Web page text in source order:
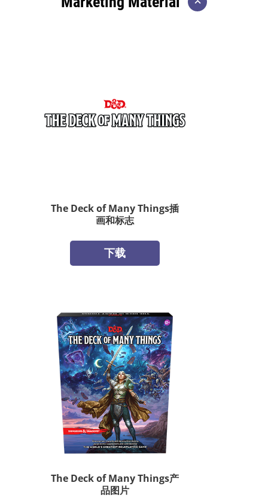
The Deck of Many Things插
画和标志
下载
The Deck of Many Things产
品图片